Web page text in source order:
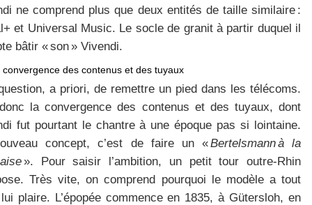
ne comprend plus que deux entités de taille similaire :
et Universal Music. Le socle de granit à partir duquel il
bâtir « son » Vivendi.
convergence des contenus et des tuyaux
a priori, de remettre un pied dans les télécoms.
la convergence des contenus et des tuyaux, dont
fut pourtant le chantre à une époque pas si lointaine.
concept, c’est de faire un «Bertelsmann à la
». Pour saisir l’ambition, un petit tour outre-Rhin
Très vite, on comprend pourquoi le modèle a tout
plaire. L’épopée commence en 1835, à Gütersloh, en